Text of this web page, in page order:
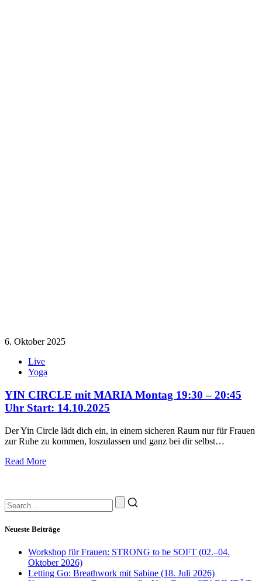
6. Oktober 2025
Live
Yoga
YIN CIRCLE mit MARIA Montag 19:30 – 20:45
Uhr Start: 14.10.2025
Der Yin Circle lädt dich ein, in einem sicheren Raum nur für Frauen
zur Ruhe zu kommen, loszulassen und ganz bei dir selbst…
Read More
Neueste Beiträge
Workshop für Frauen: STRONG to be SOFT (02.–04.
Oktober 2026)
Letting Go: Breathwork mit Sabine (18. Juli 2026)